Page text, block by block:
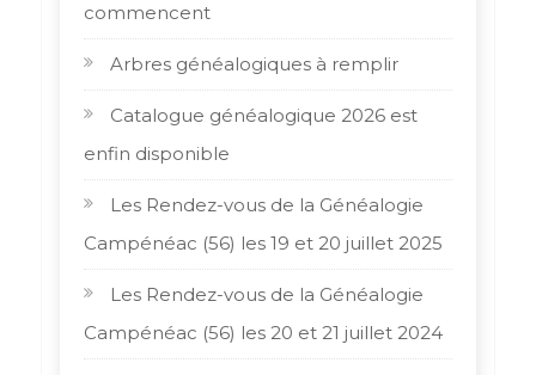
commencent
Arbres généalogiques à remplir
Catalogue généalogique 2026 est
enfin disponible
Les Rendez-vous de la Généalogie
Campénéac (56) les 19 et 20 juillet 2025
Les Rendez-vous de la Généalogie
Campénéac (56) les 20 et 21 juillet 2024